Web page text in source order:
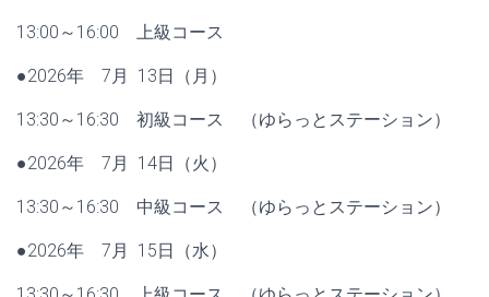
13:00～16:00 上級コース
●2026年 7月 13日（月）
13:30～16:30 初級コース （ゆらっとステーション）
●2026年 7月 14日（火）
13:30～16:30 中級コース （ゆらっとステーション）
●2026年 7月 15日（水）